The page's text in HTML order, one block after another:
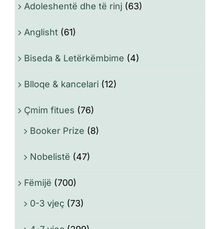
Adoleshentë dhe të rinj (63)
Anglisht (61)
Biseda & Letërkëmbime (4)
Blloqe & kancelari (12)
Çmim fitues (76)
Booker Prize (8)
Nobelistë (47)
Fëmijë (700)
0-3 vjeç (73)